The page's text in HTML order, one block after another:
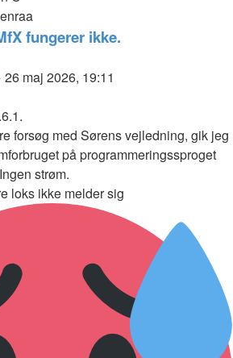
fungerer ikke.
26 maj 2026, 19:11
forsøg med Sørens vejledning, gik jeg
på programmeringssproget
strøm.
loks ikke melder sig